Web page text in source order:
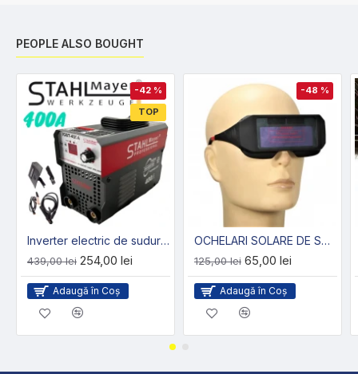
PEOPLE ALSO BOUGHT
TOP
-42 %
Inverter electric de sudură 400А STAHL MAYER (la pretul afisat se vor adauga 25 lei transportul)
439,00 lei 254,00 lei
Adaugă în Coş
-48 %
OCHELARI SOLARE DE SUDURĂ
125,00 lei 65,00 lei
Adaugă în Coş